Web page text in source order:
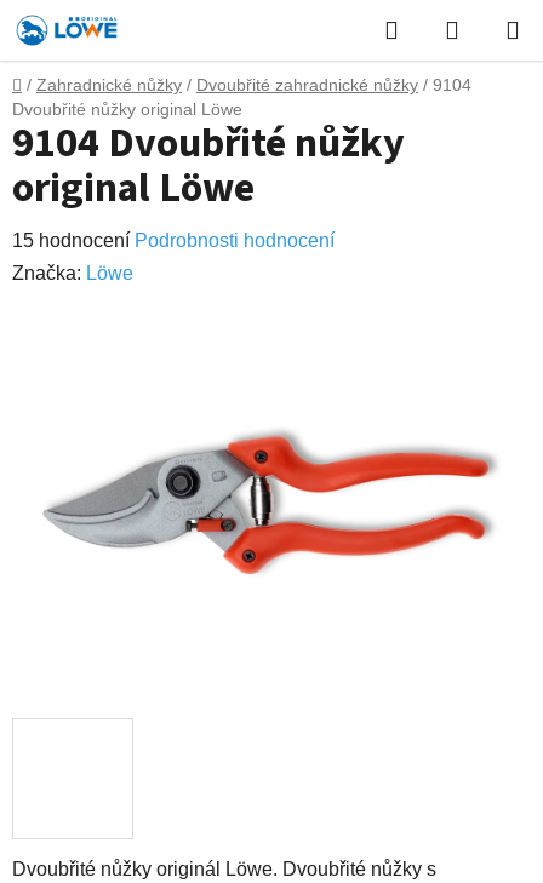
Přejít
na
obsah
Hledat
KOŠÍK
Domů
/ Zahradnické nůžky / Dvoubřité zahradnické nůžky / 9104
Dvoubřité nůžky original Löwe
Dvoubřité nůžky originál Löwe. Dvoubřité nůžky s
9104 Dvoubřité nůžky
original Löwe
Průměrné
hodnocení
15 hodnocení Podrobnosti hodnocení
Značka: Lӧwe